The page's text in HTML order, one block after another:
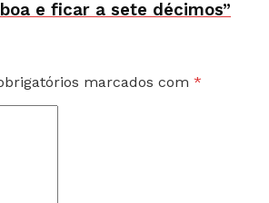
e ficar a sete décimos”
marcados com *